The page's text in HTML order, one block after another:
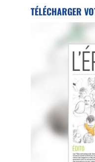
TÉLÉCHARGER